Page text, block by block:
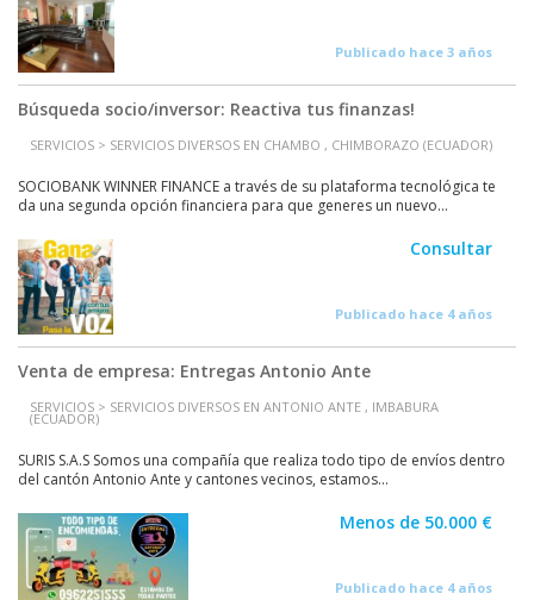
Publicado hace 3 años
Búsqueda socio/inversor: Reactiva tus finanzas!
SERVICIOS > SERVICIOS DIVERSOS EN CHAMBO , CHIMBORAZO (ECUADOR)
SOCIOBANK WINNER FINANCE a través de su plataforma tecnológica te
da una segunda opción financiera para que generes un nuevo...
Consultar
Publicado hace 4 años
Venta de empresa: Entregas Antonio Ante
SERVICIOS > SERVICIOS DIVERSOS EN ANTONIO ANTE , IMBABURA
(ECUADOR)
SURIS S.A.S Somos una compañía que realiza todo tipo de envíos dentro
del cantón Antonio Ante y cantones vecinos, estamos...
Menos de 50.000 €
Publicado hace 4 años